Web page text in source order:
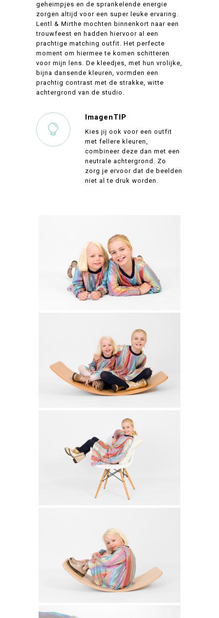
geheimpjes en de sprankelende energie
zorgen altijd voor een super leuke ervaring.
Lentl & Mirthe mochten binnenkort naar een
trouwfeest en hadden hiervoor al een
prachtige matching outfit. Het perfecte
moment om hiermee te komen schitteren
voor mijn lens. De kleedjes, met hun vrolijke,
bijna dansende kleuren, vormden een
prachtig contrast met de strakke, witte
achtergrond van de studio.
ImagenTIP
Kies jij ook voor een outfit
met fellere kleuren,
combineer deze dan met een
neutrale achtergrond. Zo
zorg je ervoor dat de beelden
niet al te druk worden.